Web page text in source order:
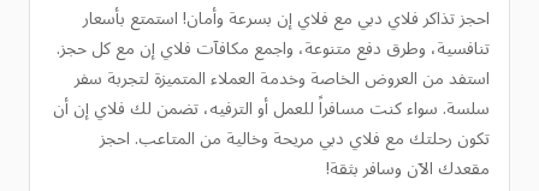
احجز تذاكر فلاي دبي مع فلاي إن بسرعة وأمان! استمتع بأسعار
تنافسية، وطرق دفع متنوعة، واجمع مكافآت فلاي إن مع كل حجز.
استفد من العروض الخاصة وخدمة العملاء المتميزة لتجربة سفر
سلسة. سواء كنت مسافراً للعمل أو الترفيه، تضمن لك فلاي إن أن
تكون رحلتك مع فلاي دبي مريحة وخالية من المتاعب. احجز
مقعدك الآن وسافر بثقة!